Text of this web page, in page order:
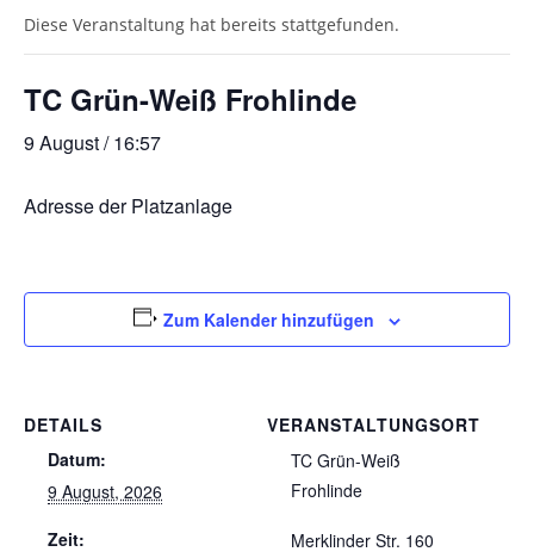
Diese Veranstaltung hat bereits stattgefunden.
TC Grün-Weiß Frohlinde
9 August / 16:57
Adresse der Platzanlage
Zum Kalender hinzufügen
DETAILS
Datum:
9 August, 2026
Zeit:
VERANSTALTUNGSORT
TC Grün-Weiß
Frohlinde
Merklinder Str. 160